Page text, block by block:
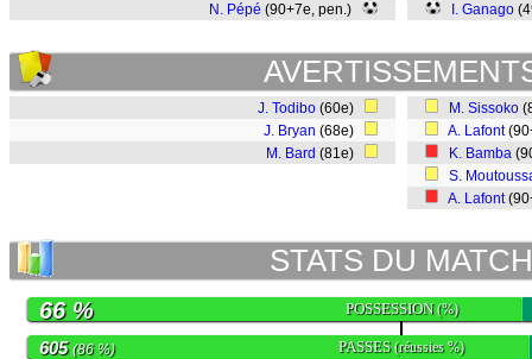
N. Pépé (90+7e, pen.) I. Ganago
J. Todibo (60e)
J. Bryan (68e)
M. Bard (81e)
M. Sissoko
A. Lafont
K. Bamba
S.
A. Lafont
STATS DU MATCH
POSSESSION(%)
66 %
PASSES(réussies %)
605(86 %)